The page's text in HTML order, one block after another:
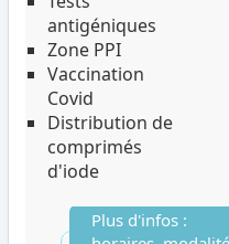
antigéniques
Zone PPI
Vaccination
Covid
Distribution de
comprimés
d'iode
Plus d'infos :